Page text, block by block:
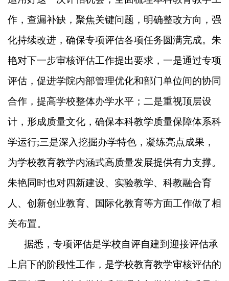
作，查漏补缺，聚焦关键问题，明确整改方向，强
化持续改进，确保专项评估各项任务圆满完成。朱
艳对下一步审核评估工作提出要求，一是通过专项
评估，促进学院内部管理优化和部门单位间的协同
合作，提高学校整体办学水平；二是重视顶层设
计，形成质量文化，确保本科教学质量保障体系科
学运行;三是深入挖掘办学特色，凝练亮点成果，
为学校教育教学内涵式高质量发展提供有力支撑。
朱艳同时也对四新建设、实验教学、科教融合育
人、创新创业教育、国际化教育等方面工作做了相
关布置。
据悉，专项评估是学校自评自建到迎接评估承
上启下的阶段性工作，是学校教育教学审核评估的